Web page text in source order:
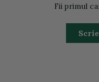
Fii primul